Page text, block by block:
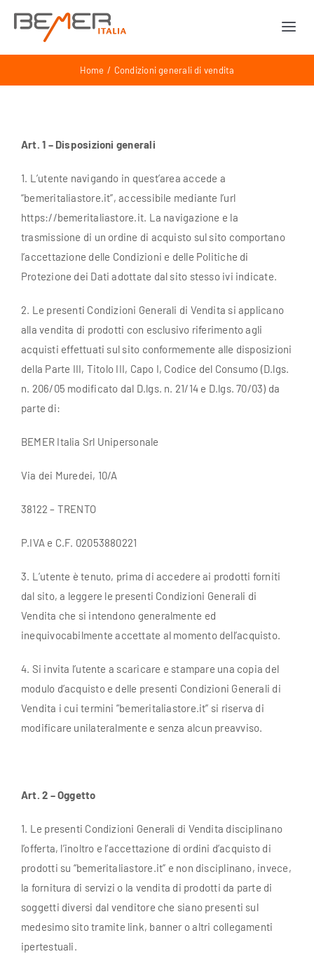
Chi siamo
Account
Carrello
Home Condizioni generali di vendita
Art. 1 – Disposizioni generali
1. L’utente navigando in quest’area accede a
“bemeritaliastore.it”, accessibile mediante l’url
https://bemeritaliastore.it. La navigazione e la
trasmissione di un ordine di acquisto sul sito comportano
l’accettazione delle Condizioni e delle Politiche di
Protezione dei Dati adottate dal sito stesso ivi indicate.
2. Le presenti Condizioni Generali di Vendita si applicano
alla vendita di prodotti con esclusivo riferimento agli
acquisti effettuati sul sito conformemente alle disposizioni
della Parte III, Titolo III, Capo I, Codice del Consumo (D.lgs.
n. 206/05 modificato dal D.lgs. n. 21/14 e D.lgs. 70/03) da
parte di:
BEMER Italia Srl Unipersonale
Via dei Muredei, 10/A
38122 – TRENTO
P.IVA e C.F. 02053880221
3. L’utente è tenuto, prima di accedere ai prodotti forniti
dal sito, a leggere le presenti Condizioni Generali di
Vendita che si intendono generalmente ed
inequivocabilmente accettate al momento dell’acquisto.
4. Si invita l’utente a scaricare e stampare una copia del
modulo d’acquisto e delle presenti Condizioni Generali di
Vendita i cui termini ”bemeritaliastore.it” si riserva di
modificare unilateralmente e senza alcun preavviso.
Art. 2 – Oggetto
1. Le presenti Condizioni Generali di Vendita disciplinano
l’offerta, l’inoltro e l’accettazione di ordini d’acquisto di
prodotti su “bemeritaliastore.it” e non disciplinano, invece,
la fornitura di servizi o la vendita di prodotti da parte di
soggetti diversi dal venditore che siano presenti sul
medesimo sito tramite link, banner o altri collegamenti
ipertestuali.